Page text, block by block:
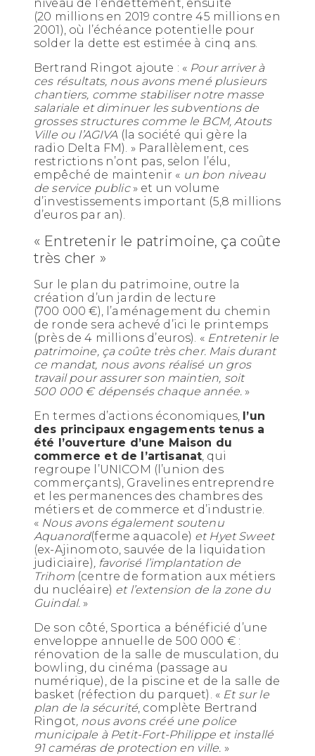
niveau de l’endettement, ensuite
(20 millions en 2019 contre 45 millions en
2001), où l’échéance potentielle pour
solder la dette est estimée à cinq ans.
Bertrand Ringot ajoute : « Pour arriver à
ces résultats, nous avons mené plusieurs
chantiers, comme stabiliser notre masse
salariale et diminuer les subventions de
grosses structures comme le BCM, Atouts
Ville ou l’AGIVA (la société qui gère la
radio Delta FM). » Parallèlement, ces
restrictions n’ont pas, selon l’élu,
empêché de maintenir « un bon niveau
de service public» et un volume
d’investissements important (5,8 millions
d’euros par an).
« Entretenir le patrimoine, ça coûte
très cher »
Sur le plan du patrimoine, outre la
création d’un jardin de lecture
(700 000 €), l’aménagement du chemin
de ronde sera achevé d’ici le printemps
(près de 4 millions d’euros). « Entretenir le
patrimoine, ça coûte très cher. Mais durant
ce mandat, nous avons réalisé un gros
travail pour assurer son maintien, soit
500 000 € dépensés chaque année. »
En termes d’actions économiques, l’un
des principaux engagements tenus a
été l’ouverture d’une Maison du
commerce et de l’artisanat, qui
regroupe l’UNICOM (l’union des
commerçants), Gravelines entreprendre
et les permanences des chambres des
métiers et de commerce et d’industrie.
« Nous avons également soutenu
Aquanord(ferme aquacole) et Hyet Sweet
(ex-Ajinomoto, sauvée de la liquidation
judiciaire), favorisé l’implantation de
Trihom (centre de formation aux métiers
du nucléaire) et l’extension de la zone du
Guindal. »
De son côté, Sportica a bénéficié d’une
enveloppe annuelle de 500 000 € :
rénovation de la salle de musculation, du
bowling, du cinéma (passage au
numérique), de la piscine et de la salle de
basket (réfection du parquet). « Et sur le
plan de la sécurité, complète Bertrand
Ringot, nous avons créé une police
municipale à Petit-Fort-Philippe et installé
91 caméras de protection en ville. »